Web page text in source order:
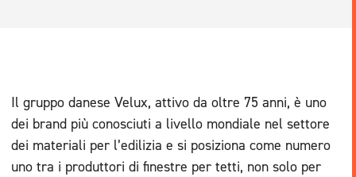
Il gruppo danese Velux, attivo da oltre 75 anni, è uno
dei brand più conosciuti a livello mondiale nel settore
dei materiali per l’edilizia e si posiziona come numero
uno tra i produttori di finestre per tetti, non solo per